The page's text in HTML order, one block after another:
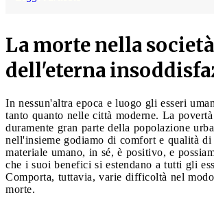
La morte nella società
dell'eterna
In nessun'altra epoca e luogo gli esseri
tanto quanto nelle città moderne. La
duramente gran parte della popolazione
nell'insieme godiamo di comfort e qualità
materiale umano, in sé, è positivo, e
che i suoi benefici si estendano a tutti gli
Comporta, tuttavia, varie difficoltà nel
morte.